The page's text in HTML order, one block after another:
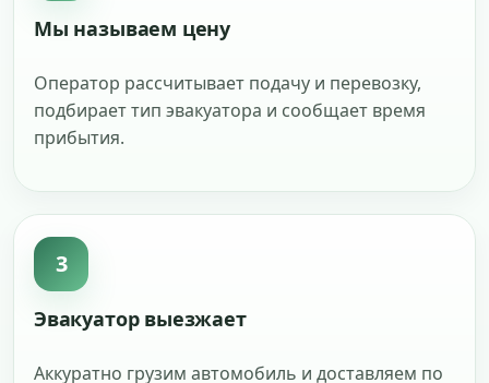
Мы называем цену
Оператор рассчитывает подачу и перевозку,
подбирает тип эвакуатора и сообщает время
прибытия.
3
Эвакуатор выезжает
Аккуратно грузим автомобиль и доставляем по